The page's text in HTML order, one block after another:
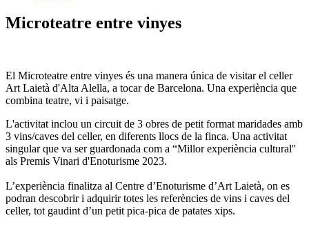
Microteatre entre vinyes
El Microteatre entre vinyes és una manera única de visitar el celler
Art Laietà d'Alta Alella, a tocar de Barcelona. Una experiència que
combina teatre, vi i paisatge.
L'activitat inclou un circuit de 3 obres de petit format maridades amb
3 vins/caves del celler, en diferents llocs de la finca. Una activitat
singular que va ser guardonada com a “Millor experiència cultural''
als Premis Vinari d'Enoturisme 2023.
L’experiència finalitza al Centre d’Enoturisme d’Art Laietà, on es
podran descobrir i adquirir totes les referències de vins i caves del
celler, tot gaudint d’un petit pica-pica de patates xips.